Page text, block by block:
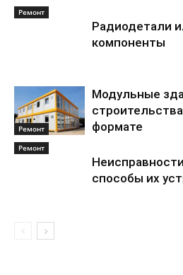
Ремонт
Радиодетали
компоненты
Ремонт
Модульные
формате
Ремонт
способы их